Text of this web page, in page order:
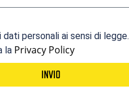
personali ai sensi di legge.
la Privacy Policy
INVIO